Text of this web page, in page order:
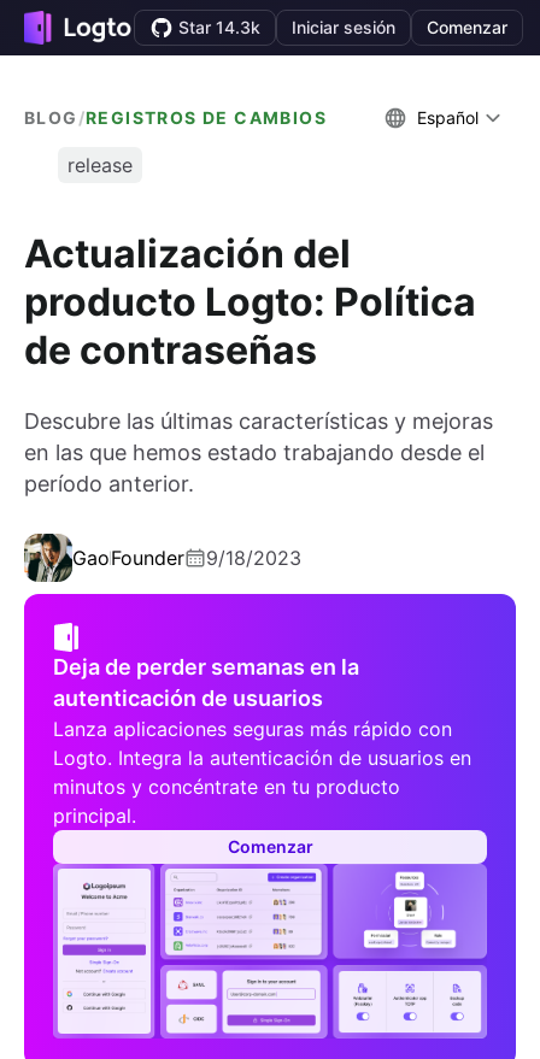
Star 14.3k Iniciar sesión Comenzar
BLOG /REGISTROS DE CAMBIOS Español
release
Actualización del
producto Logto: Política
de contraseñas
Descubre las últimas características y mejoras
en las que hemos estado trabajando desde el
período anterior.
GaoFounder 9/18/2023
Deja de perder semanas en la
autenticación de usuarios
Lanza aplicaciones seguras más rápido con
Logto. Integra la autenticación de usuarios en
minutos y concéntrate en tu producto
principal.
Comenzar